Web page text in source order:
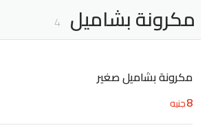
مكرونة بشاميل 4
مكرونة بشاميل صغير
8جنيه